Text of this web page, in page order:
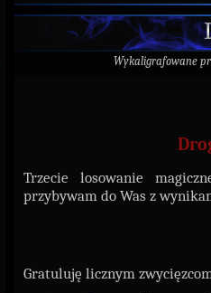
Wykaligrafowane
Trzecie losowanie
przybywam do Was z
Gratuluję licznym